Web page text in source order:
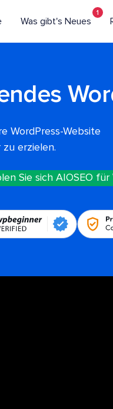
Was gibt's Neues
1
WordPress-Website
erzielen.
Sie sich AIOSEO